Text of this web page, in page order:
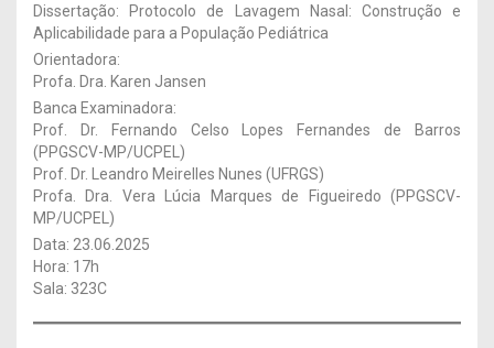
Dissertação: Protocolo de Lavagem Nasal: Construção e
Aplicabilidade para a População Pediátrica
Orientadora:
Profa. Dra. Karen Jansen
Banca Examinadora:
Prof. Dr. Fernando Celso Lopes Fernandes de Barros
(PPGSCV-MP/UCPEL)
Prof. Dr. Leandro Meirelles Nunes (UFRGS)
Profa. Dra. Vera Lúcia Marques de Figueiredo (PPGSCV-
MP/UCPEL)
Data: 23.06.2025
Hora: 17h
Sala: 323C